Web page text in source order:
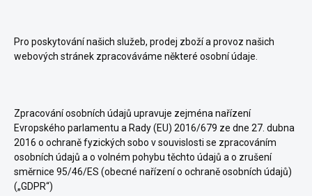
Pro poskytování našich služeb, prodej zbožía provoz našich
webových stránek zpracováváme některé osobní údaje.
Zpracování osobních údajů upravuje zejména nařízení
Evropského parlamentu a Rady (EU) 2016/679 ze dne 27. dubna
2016 o ochraně fyzických sobo v souvislosti se zpracováním
osobních údajů a o volném pohybu těchto údajů a o zrušení
směrnice 95/46/ES (obecné nařízení o ochraně osobních údajů)
(„GDPR“)